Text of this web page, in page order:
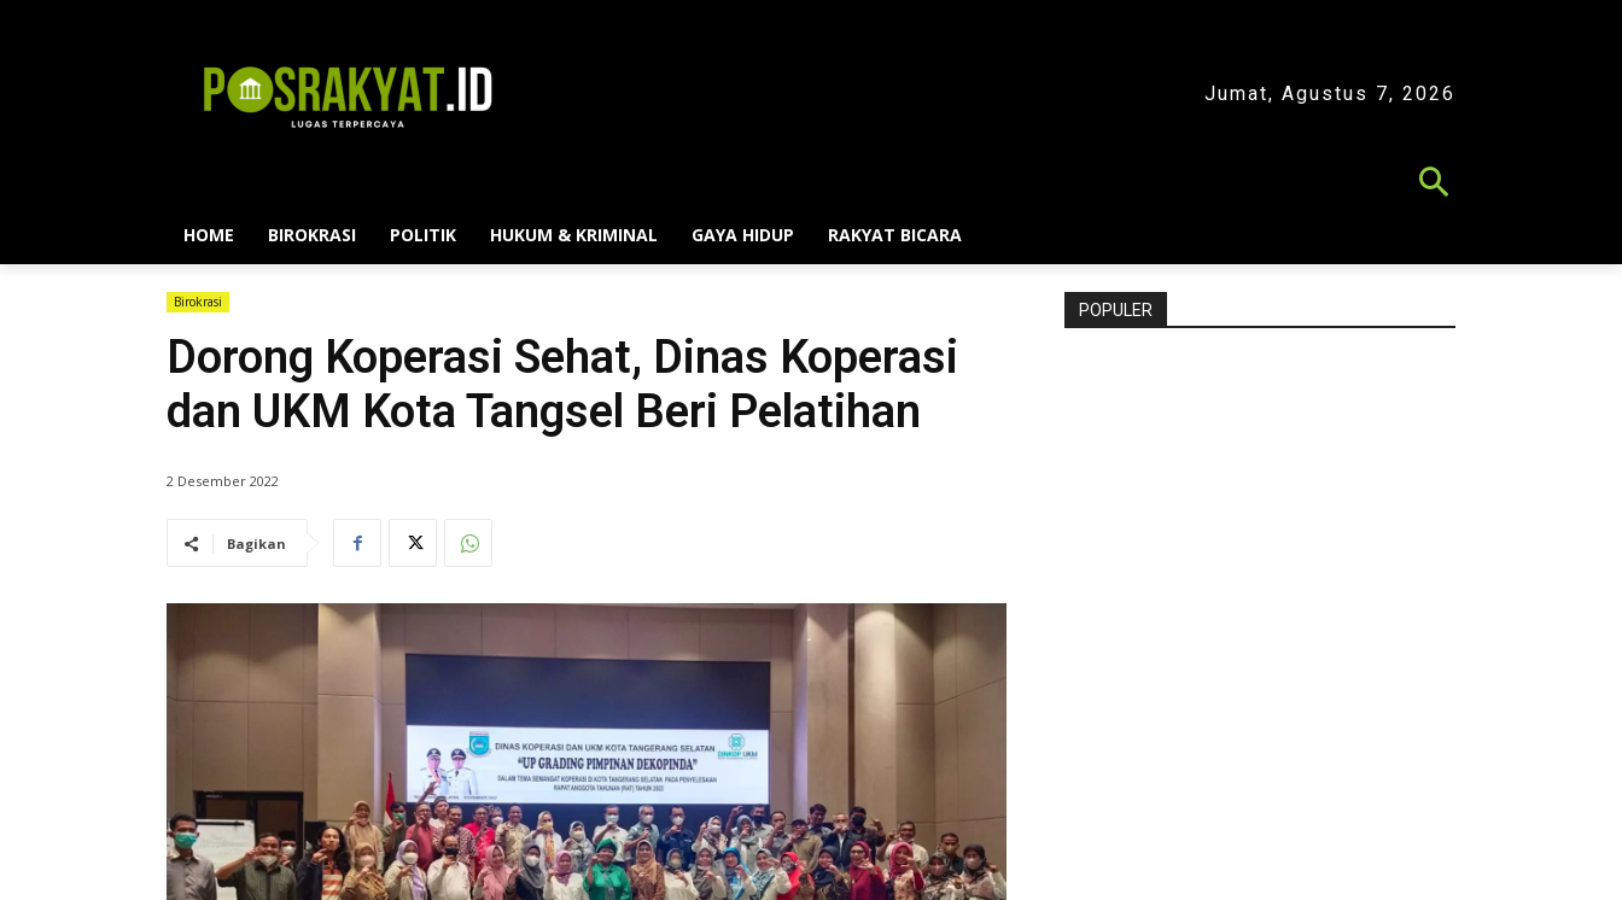
Jumat, Agustus 7, 2026
HOME BIROKRASI POLITIK HUKUM & KRIMINAL GAYA HIDUP RAKYAT BICARA
Birokrasi
Dorong Koperasi Sehat, Dinas Koperasi
dan UKM Kota Tangsel Beri Pelatihan
2 Desember 2022
Bagikan
POPULER